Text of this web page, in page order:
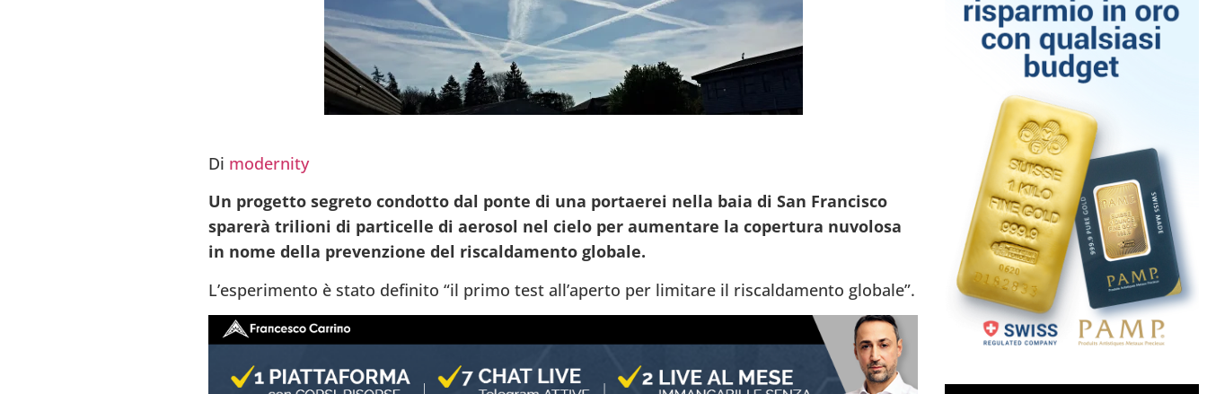
Di modernity
Un progetto segreto condotto dal ponte di una portaerei nella baia di San Francisco
sparerà trilioni di particelle di aerosol nel cielo per aumentare la copertura nuvolosa
in nome della prevenzione del riscaldamento globale.
L’esperimento è stato definito “il primo test all’aperto per limitare il riscaldamento globale”.